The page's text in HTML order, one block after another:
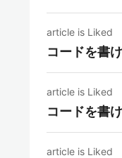
article is Liked
コードを書
article is Liked
コードを書
article is Liked